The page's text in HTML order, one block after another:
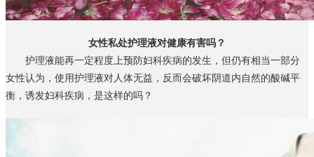
女性私处护理液对健康有害吗？
护理液能再一定程度上预防妇科疾病的发生，但仍有相当一部分
女性认为，使用护理液对人体无益，反而会破坏阴道内自然的酸碱平
衡，诱发妇科疾病，是这样的吗？